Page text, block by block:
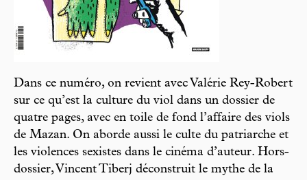
Dans ce numéro, on revient avec Valérie Rey-Robert
sur ce qu’est la culture du viol dans un dossier de
quatre pages, avec en toile de fond l’affaire des viols
de Mazan. On aborde aussi le culte du patriarche et
les violences sexistes dans le cinéma d’auteur. Hors-
dossier, Vincent Tiberj déconstruit le mythe de la